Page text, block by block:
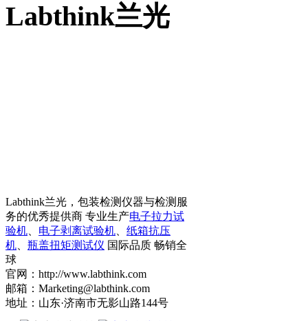
Labthink兰光
Labthink兰光，包装检测仪器与检测服
务的优秀提供商 专业生产电子拉力试
验机
电子剥离试验机
纸箱抗压
机
瓶盖扭矩测试仪 国际品质 畅销全
球
官网：http://www.labthink.com
邮箱：Marketing@labthink.com
地址：山东·济南市无影山路144号